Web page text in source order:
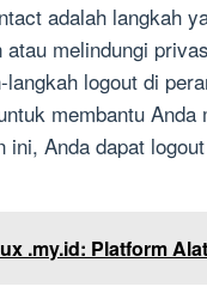
adalah langkah
atau melindungi
logout di
membantu
ini, Anda dapat
.my.id: Platform